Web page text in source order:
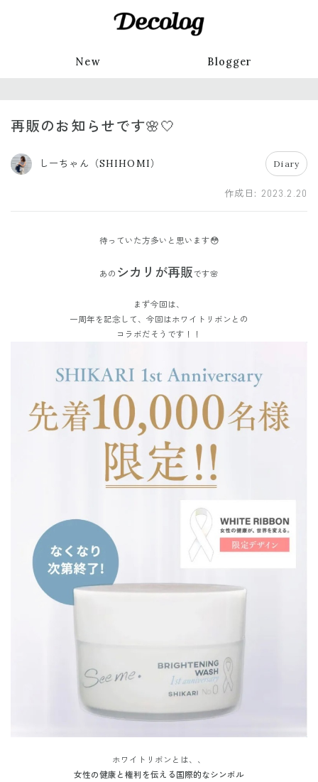
New Blogger
再販のお知らせです🌸🤍
しーちゃん（SHIHOMI） Diary
作成日: 2023.2.20
待っていた方多いと思います😳
あの シカリが再販です🌸
まず今回は、
一周年を記念して、今回はホワイトリボンとの
コラボだそうです！！
ホワイトリボンとは、、
女性の健康と権利を伝える国際的なシンボル